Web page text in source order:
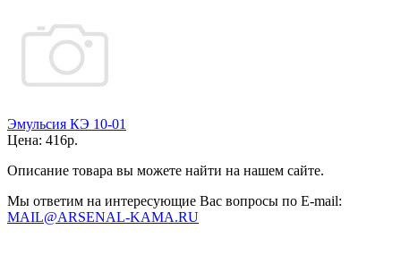
Эмульсия КЭ 10-01
Цена: 416р.
Описание товара вы можете найти на нашем сайте.
Мы ответим на интересующие Вас вопросы по E-mail:
MAIL@ARSENAL-KAMA.RU